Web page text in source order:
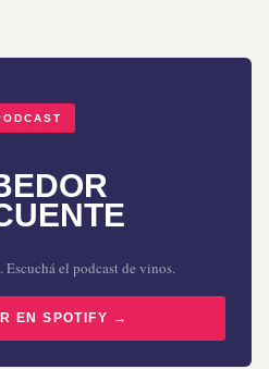
el podcast de vinos.
EN SPOTIFY →